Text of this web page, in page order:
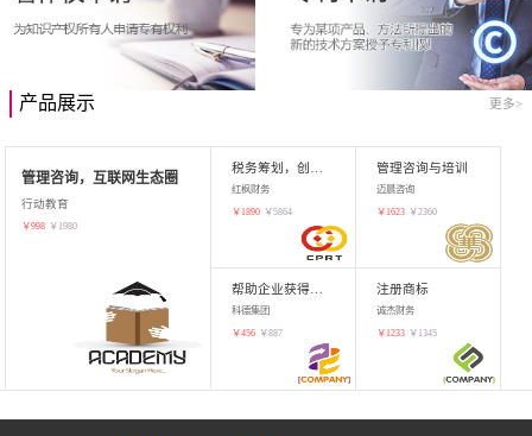
产品展示 更多>
管理咨询，互联网生态圈
行动教育
￥998 ￥ 1980
红枫财务
￥ 1890 ￥5864
管理咨询与培训
迈晨咨询
￥ 1623 ￥2360
科德集团
￥456 ￥887
注册商标
诚杰财务
￥ 1233 ￥ 1345